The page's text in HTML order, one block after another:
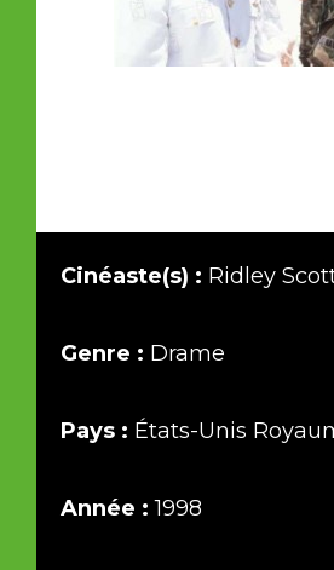
Cinéaste(s) : Ridley
Genre : Drame
Pays : États-Unis
Année :1998